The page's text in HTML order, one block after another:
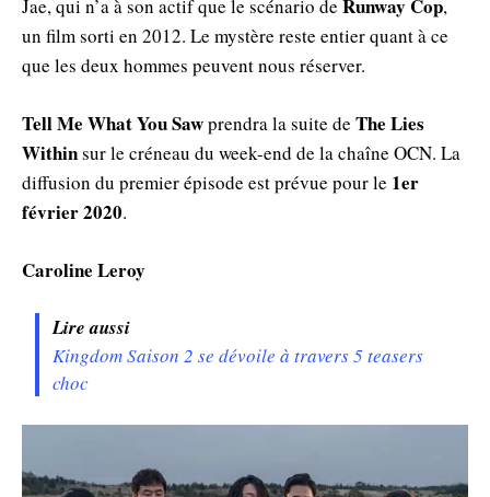
Jae, qui n’a à son actif que le scénario de Runway Cop,
un film sorti en 2012. Le mystère reste entier quant à ce
que les deux hommes peuvent nous réserver.
Tell Me What You Sawprendra la suite de The Lies
Withinsur le créneau du week-end de la chaîne OCN. La
diffusion du premier épisode est prévue pour le 1er
février 2020.
Caroline Leroy
Lire aussi
Kingdom Saison 2 se dévoile à travers 5 teasers
choc